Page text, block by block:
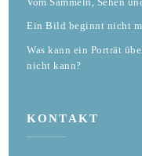
Ein Bild beginnt nicht
Was kann ein Porträt
nicht kann?
KONTAKT